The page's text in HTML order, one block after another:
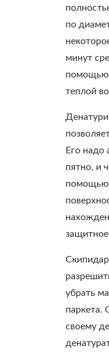
по
минут
помощью
теплой
Его надо
пятно, и
помощью
убрать
паркета.
своему